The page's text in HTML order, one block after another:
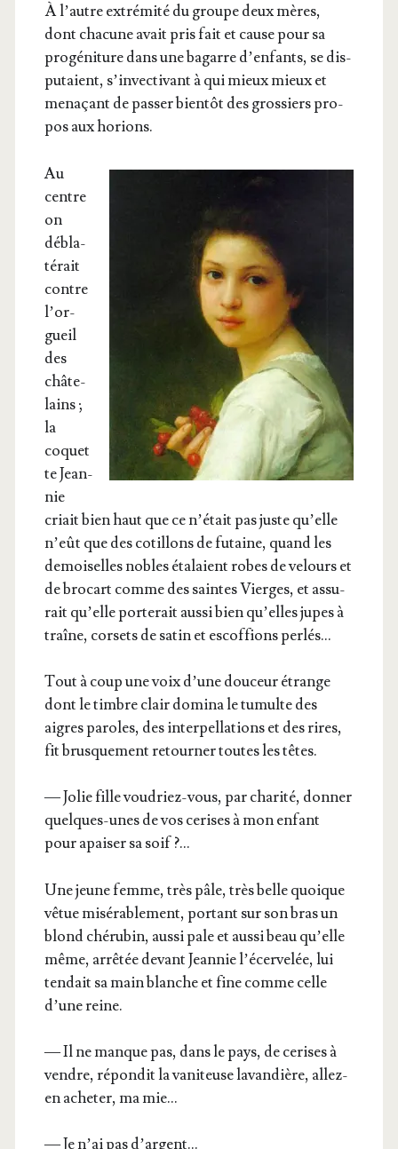
À l’autre extré­mi­té du groupe deux mères,
dont cha­cune avait pris fait et cause pour sa
pro­gé­ni­ture dans une bagarre d’en­fants, se dis­
pu­taient, s’in­vec­ti­vant à qui mieux mieux et
mena­çant de pas­ser bien­tôt des gros­siers pro­
pos aux horions.
Au
centre
on
débla­
té­rait
contre
l’or­
gueil
des
châ­te­
lains ;
la
coquet
te Jean­
nie
criait bien haut que ce n’é­tait pas juste qu’elle
n’eût que des cotillons de futaine, quand les
demoi­selles nobles éta­laient robes de velours et
de bro­cart comme des saintes Vierges, et assu­
rait qu’elle por­te­rait aus­si bien qu’elles jupes à
traîne, cor­sets de satin et escof­fions perlés…
Tout à coup une voix d’une dou­ceur étrange
dont le timbre clair domi­na le tumulte des
aigres paroles, des inter­pel­la­tions et des rires,
fit brus­que­ment retour­ner toutes les têtes.
— Jolie fille vou­driez-vous, par cha­ri­té, don­ner
quelques-unes de vos cerises à mon enfant
pour apai­ser sa soif ?…
Une jeune femme, très pâle, très belle quoique
vêtue misé­ra­ble­ment, por­tant sur son bras un
blond ché­ru­bin, aus­si pale et aus­si beau qu’elle
même, arrê­tée devant Jean­nie l’é­cer­ve­lée, lui
ten­dait sa main blanche et fine comme celle
d’une reine.
— Il ne manque pas, dans le pays, de cerises à
vendre, répon­dit la vani­teuse lavan­dière, allez-
en ache­ter, ma mie…
— Je n’ai pas d’argent…